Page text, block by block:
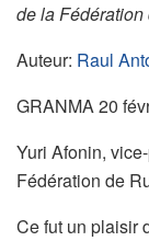
de la
Auteur: Raul
GRANMA 20
Yuri Afonin,
Fédération de
Ce fut un plaisir